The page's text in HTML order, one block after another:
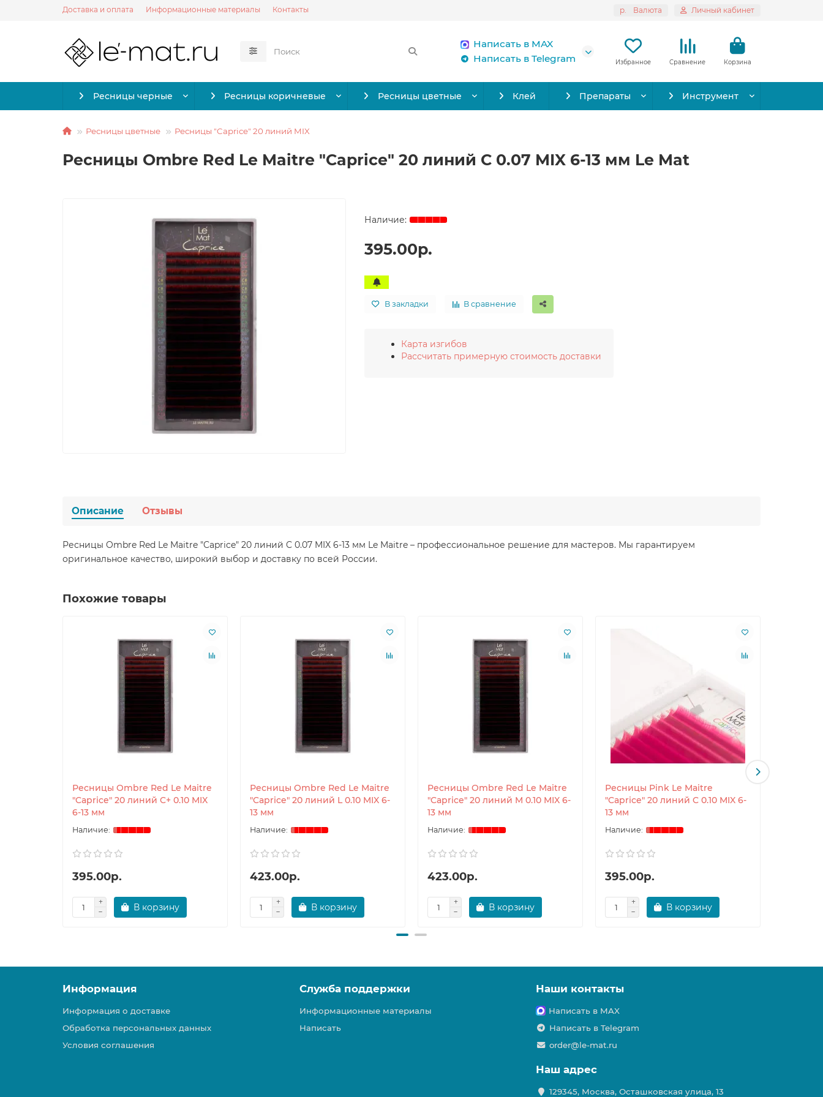
Доставка и оплата Информационные материалы Контакты р. Валюта Личный кабинет
Написать в MAX
Написать в Telegram
Избранное Сравнение Корзина
Ресницы черные Ресницы коричневые Ресницы цветные Клей Препараты Инструмент
Ресницы цветные Ресницы "Caprice" 20 линий MIX
Ресницы Ombre Red Le Maitre "Caprice" 20 линий C 0.07 MIX 6-13 мм Le Mat
395.00р.
В закладки В сравнение
Карта изгибов
Рассчитать примерную стоимость доставки
Описание Отзывы
Ресницы Ombre Red Le Maitre "Caprice" 20 линий C 0.07 MIX 6-13 мм Le Maitre – профессиональное решение для мастеров. Мы гарантируем
оригинальное качество, широкий выбор и доставку по всей России.
Похожие товары
Ресницы Ombre Red Le Maitre
"Caprice" 20 линий C+ 0.10 MIX
6-13 мм
395.00р.
В корзину
Ресницы Ombre Red Le Maitre
"Caprice" 20 линий L 0.10 MIX 6-
13 мм
423.00р.
В корзину
Ресницы Ombre Red Le Maitre
"Caprice" 20 линий M 0.10 MIX 6-
13 мм
423.00р.
В корзину
Ресницы Pink Le Maitre
"Caprice" 20 линий C 0.10 MIX 6-
13 мм
395.00р.
В корзину
Информация
Информация о доставке
Обработка персональных данных
Условия соглашения
Служба поддержки
Информационные материалы
Написать
Наши контакты
Написать в MAX
Написать в Telegram
order@le-mat.ru
Наш адрес
129345, Москва, Осташковская улица, 13